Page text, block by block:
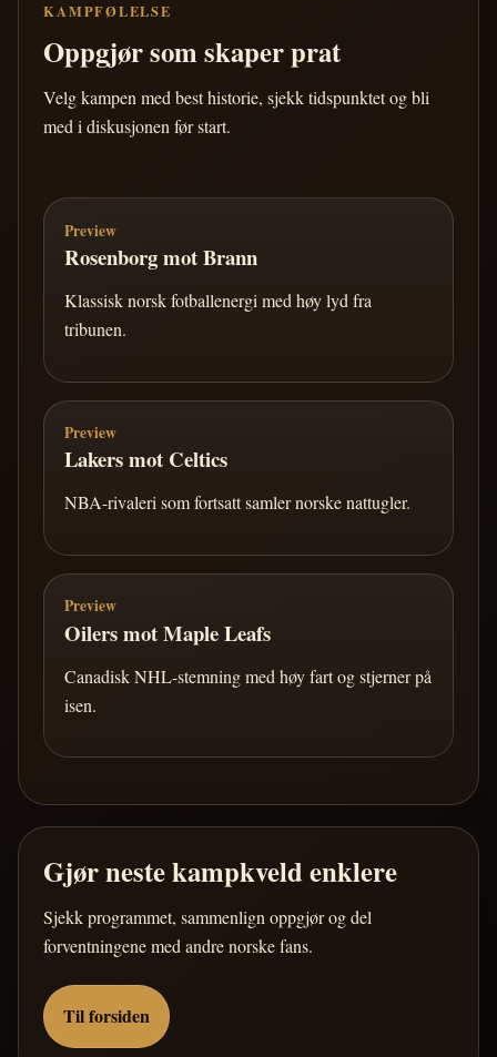
KAMPFØLELSE
Oppgjør som skaper prat
Velg kampen med best historie, sjekk tidspunktet og bli
med i diskusjonen før start.
Preview
Rosenborg mot Brann
Klassisk norsk fotballenergi med høy lyd fra
tribunen.
Preview
Lakers mot Celtics
NBA-rivaleri som fortsatt samler norske nattugler.
Preview
Oilers mot Maple Leafs
Canadisk NHL-stemning med høy fart og stjerner på
isen.
Gjør neste kampkveld enklere
Sjekk programmet, sammenlign oppgjør og del
forventningene med andre norske fans.
Til forsiden